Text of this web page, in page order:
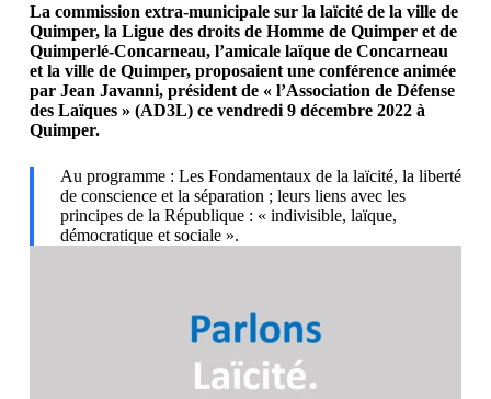
La commission extra-municipale sur la laïcité de la ville de
Quimper, la Ligue des droits de Homme de Quimper et de
Quimperlé-Concarneau, l’amicale laïque de Concarneau
et la ville de Quimper, proposaient une conférence animée
par Jean Javanni, président de « l’Association de Défense
des Laïques » (AD3L) ce vendredi 9 décembre 2022 à
Quimper.
Au programme : Les Fondamentaux de la laïcité, la liberté
de conscience et la séparation ; leurs liens avec les
principes de la République : « indivisible, laïque,
démocratique et sociale ».